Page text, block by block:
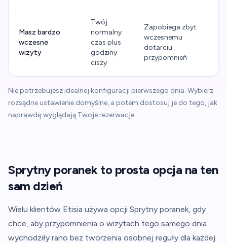
Masz bardzo
wczesne
wizyty
Twój
normalny
czas plus
godziny
ciszy
Zapobiega zbyt
wczesnemu
dotarciu
przypomnień
Nie potrzebujesz idealnej konfiguracji pierwszego dnia. Wybierz
rozsądne ustawienie domyślne, a potem dostosuj je do tego, jak
naprawdę wyglądają Twoje rezerwacje.
Sprytny poranek to prosta opcja na ten
sam dzień
Wielu klientów Etisia używa opcji Sprytny poranek, gdy
chce, aby przypomnienia o wizytach tego samego dnia
wychodziły rano bez tworzenia osobnej reguły dla każdej